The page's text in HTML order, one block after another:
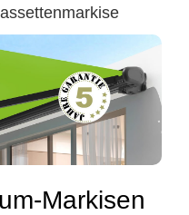
Markisen